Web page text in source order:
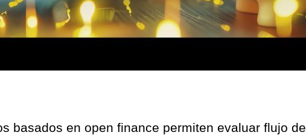
basados en open finance permiten evaluar flujo de